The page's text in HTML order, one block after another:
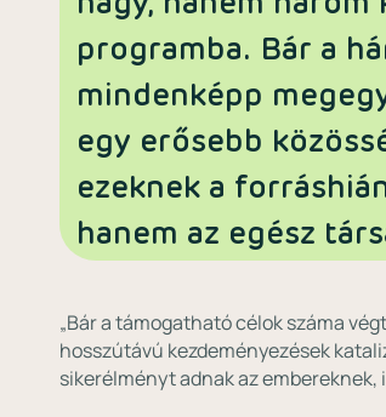
programba. Bár a
mindenképp
egy erősebb
ezeknek a
hanem az egész
„Bár a támogatható célok száma
hosszútávú kezdeményezések
sikerélményt adnak az